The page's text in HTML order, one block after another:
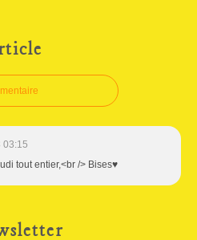
03:15
tout entier,<br /> Bises♥